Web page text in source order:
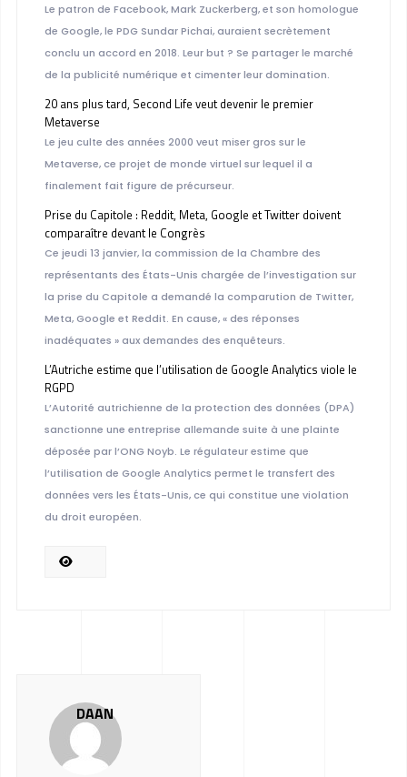
Le patron de Facebook, Mark Zuckerberg, et son homologue
de Google, le PDG Sundar Pichai, auraient secrètement
conclu un accord en 2018. Leur but ? Se partager le marché
de la publicité numérique et cimenter leur domination.
20 ans plus tard, Second Life veut devenir le premier
Metaverse
Le jeu culte des années 2000 veut miser gros sur le
Metaverse, ce projet de monde virtuel sur lequel il a
finalement fait figure de précurseur.
Prise du Capitole : Reddit, Meta, Google et Twitter doivent
comparaître devant le Congrès
Ce jeudi 13 janvier, la commission de la Chambre des
représentants des États-Unis chargée de l’investigation sur
la prise du Capitole a demandé la comparution de Twitter,
Meta, Google et Reddit. En cause, « des réponses
inadéquates » aux demandes des enquêteurs.
L’Autriche estime que l’utilisation de Google Analytics viole le
RGPD
L’Autorité autrichienne de la protection des données (DPA)
sanctionne une entreprise allemande suite à une plainte
déposée par l’ONG Noyb. Le régulateur estime que
l’utilisation de Google Analytics permet le transfert des
données vers les États-Unis, ce qui constitue une violation
du droit européen.
DAAN